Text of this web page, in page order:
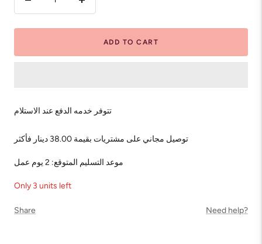
Increase
ADD TO CART
تتوفر خدمه الدفع عند الاستلام
توصيل مجاني على مشتريات بقيمة 38.00 دينار فأكثر
Only 3 units left
Share Need help?